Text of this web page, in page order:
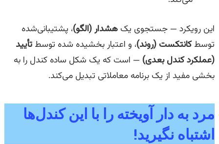
این رویکرد — جستجوی یک هشدار (الگو)، پشتیبانی‌شده
توسطکانتکست (روند)، و اعتبار بخشیده شده توسط تأیید
(عملکرد کندل بعدی) — است که یک شکل ساده کندل را به
بخشی مفید از یک برنامه معاملاتی تبدیل می‌کند.
مرد به دار آویخته را با این کندل‌ها
اشتباه نگیرید!